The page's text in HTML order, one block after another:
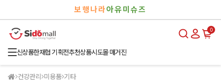
보행나라아유미슈즈
0
신상품한재협 기획전추천상품시도몰 매거진
건강관리 미용품 기타